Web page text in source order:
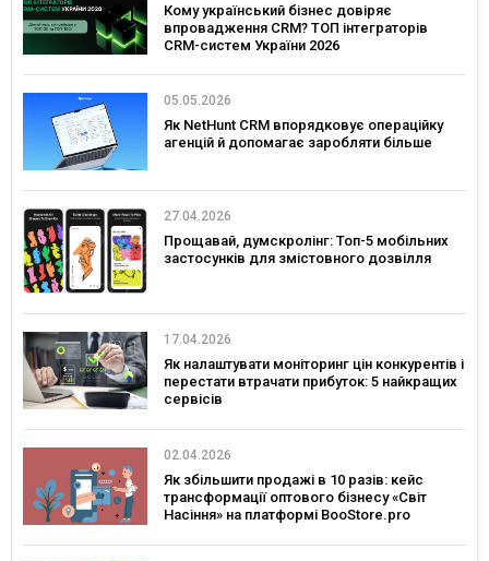
Кому український бізнес довіряє
впровадження CRM? ТОП інтеграторів
CRM-систем України 2026
05.05.2026
Як NetHunt CRM впорядковує операційку
агенцій й допомагає заробляти більше
27.04.2026
Прощавай, думскролінг: Топ-5 мобільних
застосунків для змістовного дозвілля
17.04.2026
Як налаштувати моніторинг цін конкурентів і
перестати втрачати прибуток: 5 найкращих
сервісів
02.04.2026
Як збільшити продажі в 10 разів: кейс
трансформації оптового бізнесу «Світ
Насіння» на платформі BooStore.pro